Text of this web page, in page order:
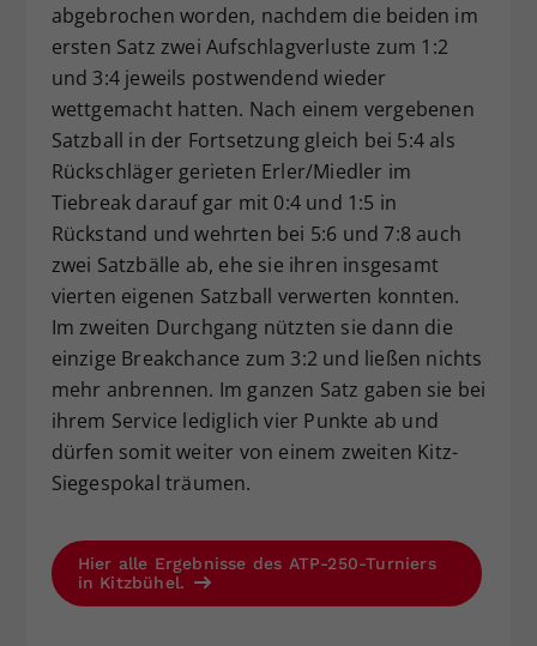
abgebrochen worden, nachdem die beiden im
ersten Satz zwei Aufschlagverluste zum 1:2
und 3:4 jeweils postwendend wieder
wettgemacht hatten. Nach einem vergebenen
Satzball in der Fortsetzung gleich bei 5:4 als
Rückschläger gerieten Erler/Miedler im
Tiebreak darauf gar mit 0:4 und 1:5 in
Rückstand und wehrten bei 5:6 und 7:8 auch
zwei Satzbälle ab, ehe sie ihren insgesamt
vierten eigenen Satzball verwerten konnten.
Im zweiten Durchgang nützten sie dann die
einzige Breakchance zum 3:2 und ließen nichts
mehr anbrennen. Im ganzen Satz gaben sie bei
ihrem Service lediglich vier Punkte ab und
dürfen somit weiter von einem zweiten Kitz-
Siegespokal träumen.
Hier alle Ergebnisse des ATP-250-Turniers
in Kitzbühel.